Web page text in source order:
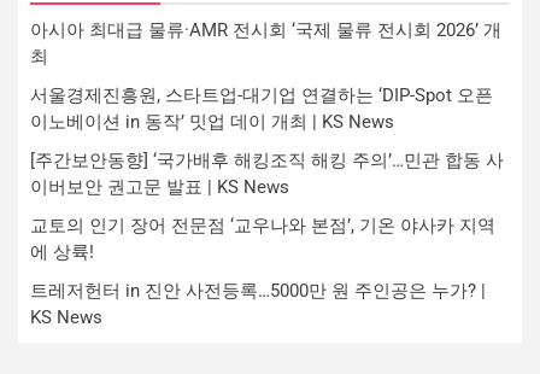
아시아 최대급 물류·AMR 전시회 ‘국제 물류 전시회 2026’ 개
최
서울경제진흥원, 스타트업-대기업 연결하는 ‘DIP-Spot 오픈
이노베이션 in 동작’ 밋업 데이 개최 | KS News
[주간보안동향] ‘국가배후 해킹조직 해킹 주의’…민관 합동 사
이버보안 권고문 발표 | KS News
교토의 인기 장어 전문점 ‘교우나와 본점’, 기온 야사카 지역
에 상륙!
트레저헌터 in 진안 사전등록…5000만 원 주인공은 누가? |
KS News